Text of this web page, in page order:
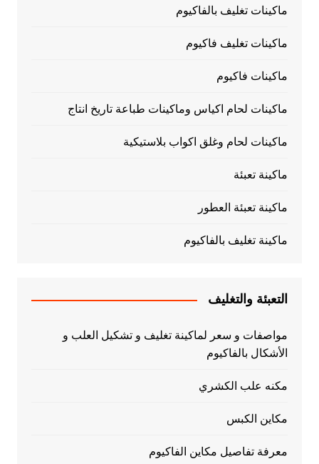
ماكينات تغليف بالفاكيوم
ماكينات تغليف فاكيوم
ماكينات فاكيوم
ماكينات لحام اكياس وماكينات طباعة تاريخ انتاج
ماكينات لحام وغلق اكواب بلاستيكية
ماكينة تعبئة
ماكينة تعبئة العطور
ماكينة تغليف بالفاكيوم
التعبئة والتغليف
مواصفات و سعر لماكينة تغليف و تشكيل العلب و
الأشكال بالفاكيوم
مكنه علب الكشري
مكاين الكبس
معرفة تفاصيل مكاين الفاكيوم